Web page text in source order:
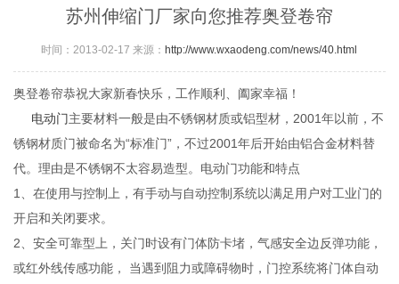
苏州伸缩门厂家向您推荐奥登卷帘
时间：2013-02-17 来源：http://www.wxaodeng.com/news/40.html
奥登卷帘恭祝大家新春快乐，工作顺利、阖家幸福！
电动门主要材料一般是由不锈钢材质或铝型材，2001年以前，不
锈钢材质门被命名为“标准门”，不过2001年后开始由铝合金材料替
代。理由是不锈钢不太容易造型。电动门功能和特点
1、在使用与控制上，有手动与自动控制系统以满足用户对工业门的
开启和关闭要求。
2、安全可靠型上，关门时设有门体防卡堵，气感安全边反弹功能，
或红外线传感功能， 当遇到阻力或障碍物时，门控系统将门体自动